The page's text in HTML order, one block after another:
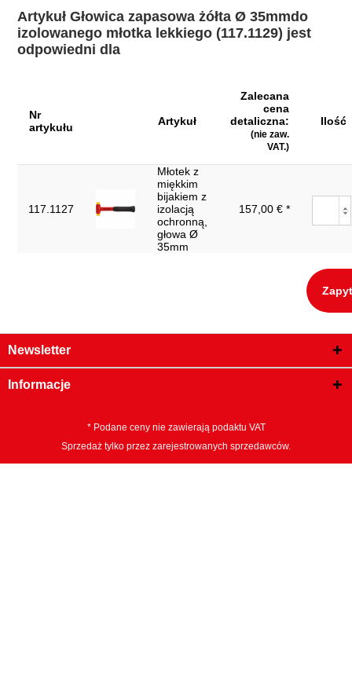
Artykuł Głowica zapasowa żółta Ø 35mmdo
izolowanego młotka lekkiego (117.1129) jest
odpowiedni dla
Nr
artykułu
Artykuł
Zalecana
cena
detaliczna:
(nie zaw.
VAT.)
Ilość
117.1127
Młotek z
miękkim
bijakiem z
izolacją
ochronną,
głowa Ø
35mm
157,00 € *
Newsletter
Informacje
* Podane ceny nie zawierają podaktu VAT
Sprzedaż tylko przez zarejestrowanych sprzedawców.